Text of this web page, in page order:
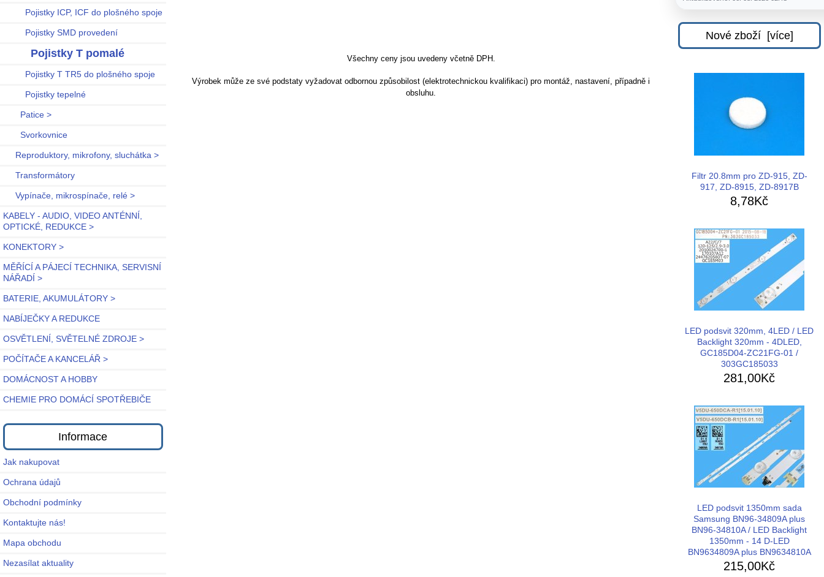
Pojistky ICP, ICF do plošného spoje
Pojistky SMD provedení
Pojistky T pomalé
Pojistky T TR5 do plošného spoje
Pojistky tepelné
Patice >
Svorkovnice
Reproduktory, mikrofony, sluchátka >
Transformátory
Vypínače, mikrospínače, relé >
KABELY - AUDIO, VIDEO ANTÉNNÍ,
OPTICKÉ, REDUKCE >
KONEKTORY >
MĚŘÍCÍ A PÁJECÍ TECHNIKA, SERVISNÍ
NÁŘADÍ >
BATERIE, AKUMULÁTORY >
NABÍJEČKY A REDUKCE
OSVĚTLENÍ, SVĚTELNÉ ZDROJE >
POČÍTAČE A KANCELÁŘ >
DOMÁCNOST A HOBBY
CHEMIE PRO DOMÁCÍ SPOTŘEBIČE
Informace
Jak nakupovat
Ochrana údajů
Obchodní podmínky
Kontaktujte nás!
Mapa obchodu
Nezasílat aktuality
Všechny ceny jsou uvedeny včetně DPH.
Výrobek může ze své podstaty vyžadovat odbornou způsobilost (elektrotechnickou kvalifikaci) pro montáž, nastavení, případně i
obsluhu.
Nové zboží [více]
Filtr 20.8mm pro ZD-915, ZD-
917, ZD-8915, ZD-8917B
8,78Kč
LED podsvit 320mm, 4LED / LED
Backlight 320mm - 4DLED,
GC185D04-ZC21FG-01 /
303GC185033
281,00Kč
LED podsvit 1350mm sada
Samsung BN96-34809A plus
BN96-34810A / LED Backlight
1350mm - 14 D-LED
BN9634809A plus BN9634810A
215,00Kč